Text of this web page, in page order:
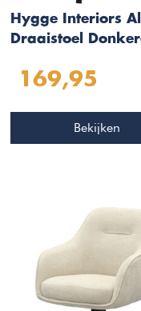
Hygge Interiors
Draaistoel
169,95
Bekijken